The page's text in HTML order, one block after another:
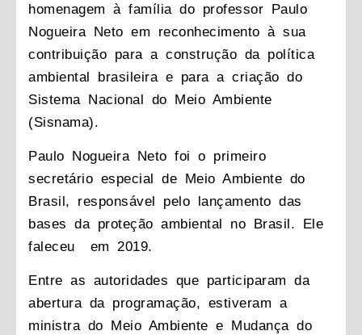
homenagem à família do professor Paulo
Nogueira Neto em reconhecimento à sua
contribuição para a construção da política
ambiental brasileira e para a criação do
Sistema Nacional do Meio Ambiente
(Sisnama).
Paulo Nogueira Neto foi o primeiro
secretário especial de Meio Ambiente do
Brasil, responsável pelo lançamento das
bases da proteção ambiental no Brasil. Ele
faleceu em 2019.
Entre as autoridades que participaram da
abertura da programação, estiveram a
ministra do Meio Ambiente e Mudança do